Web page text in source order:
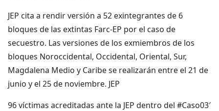
JEP cita a rendir versión a 52 exintegrantes de 6
bloques de las extintas Farc-EP por el caso de
secuestro. Las versiones de los exmiembros de los
bloques Noroccidental, Occidental, Oriental, Sur,
Magdalena Medio y Caribe se realizarán entre el 21 de
junio y el 25 de noviembre. JEP
96 víctimas acreditadas ante la JEP dentro del #Caso03′